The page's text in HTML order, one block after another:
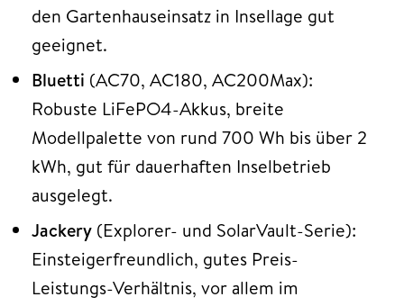
den Gartenhauseinsatz in Insellage gut
geeignet.
Bluetti (AC70, AC180, AC200Max):
Robuste LiFePO4-Akkus, breite
Modellpalette von rund 700 Wh bis über 2
kWh, gut für dauerhaften Inselbetrieb
ausgelegt.
Jackery (Explorer- und SolarVault-Serie):
Einsteigerfreundlich, gutes Preis-
Leistungs-Verhältnis, vor allem im